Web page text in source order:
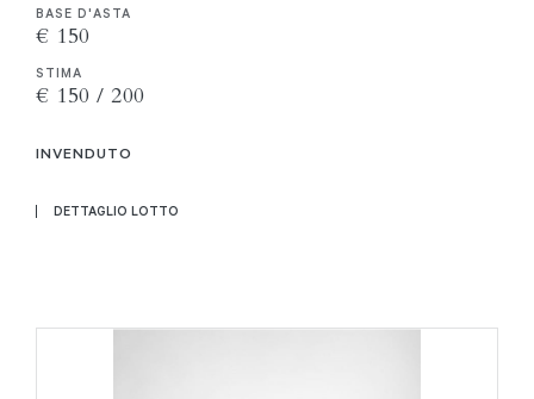
BASE D'ASTA
€ 150
STIMA
€ 150 / 200
INVENDUTO
DETTAGLIO LOTTO